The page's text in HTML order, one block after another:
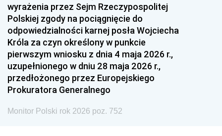
wyrażenia przez Sejm Rzeczypospolitej
Polskiej zgody na pociągnięcie do
odpowiedzialności karnej posła Wojciecha
Króla za czyn określony w punkcie
pierwszym wniosku z dnia 4 maja 2026 r.,
uzupełnionego w dniu 28 maja 2026 r.,
przedłożonego przez Europejskiego
Prokuratora Generalnego
Monitor Polski rok 2026 poz. 752